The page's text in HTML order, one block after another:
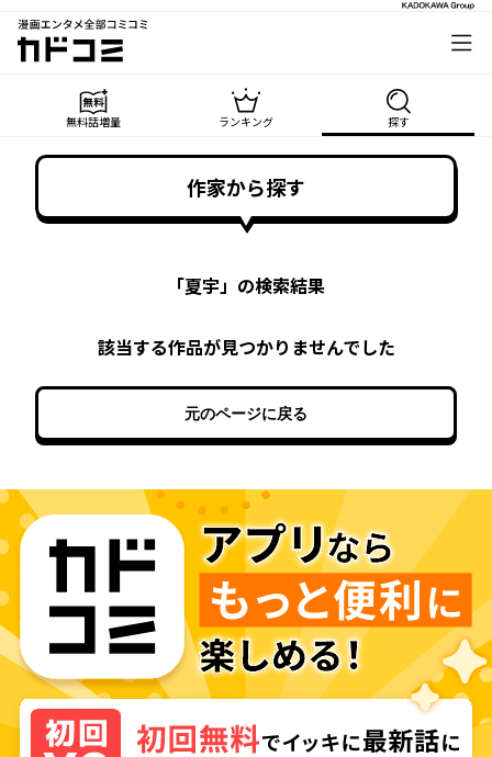
漫画エンタメ全部コミコミ
カドコミ
無料話増量 ランキング 探す
作家から探す
「夏宇」の検索結果
該当する作品が見つかりませんでした
元のページに戻る